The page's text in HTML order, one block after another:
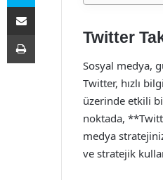
Twitter
Sosyal medya,
Twitter, hızlı
üzerinde etkili
noktada,
medya
ve stratejik
E-Posta ile paylaş